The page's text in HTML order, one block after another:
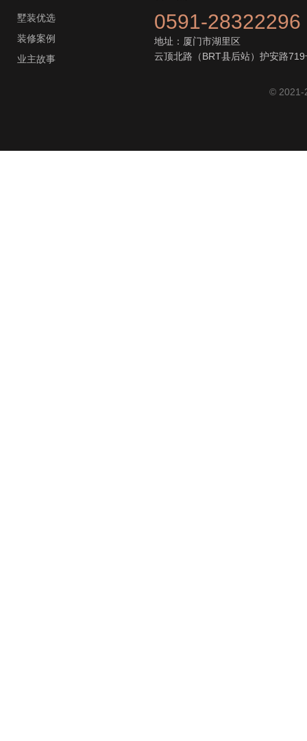
墅装优选
装修案例
业主故事
0591-28322296
地址：厦门市湖里区
云顶北路（BRT县后站）护安路719
© 2021-